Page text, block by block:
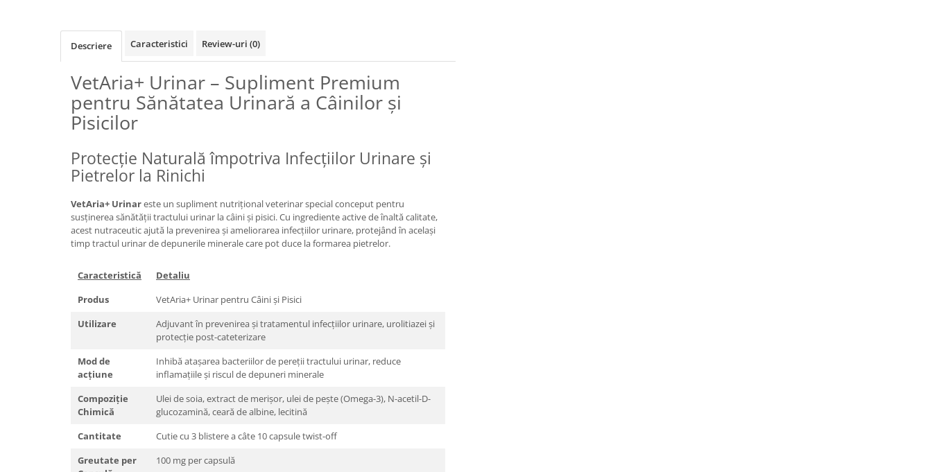
Descriere Caracteristici Review-uri (0)
VetAria+ Urinar – Supliment Premium
pentru Sănătatea Urinară a Câinilor și
Pisicilor
Protecție Naturală împotriva Infecțiilor Urinare și
Pietrelor la Rinichi
VetAria+ Urinareste un supliment nutrițional veterinar special conceput pentru
susținerea sănătății tractului urinar la câini și pisici. Cu ingrediente active de înaltă calitate,
acest nutraceutic ajută la prevenirea și ameliorarea infecțiilor urinare, protejând în același
timp tractul urinar de depunerile minerale care pot duce la formarea pietrelor.
Caracteristică
Detaliu
Produs
VetAria+ Urinar pentru Câini și Pisici
Utilizare
Adjuvant în prevenirea și tratamentul infecțiilor urinare, urolitiazei și
protecție post-cateterizare
Mod de
acțiune
Inhibă atașarea bacteriilor de pereții tractului urinar, reduce
inflamațiile și riscul de depuneri minerale
Compoziție
Chimică
Ulei de soia, extract de merișor, ulei de pește (Omega-3), N-acetil-D-
glucozamină, ceară de albine, lecitină
Cantitate
Cutie cu 3 blistere a câte 10 capsule twist-off
Greutate per
100 mg per capsulă